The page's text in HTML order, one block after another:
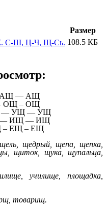
Размер
С-Ш, Ц-Ч, Щ-Сь. 108.5 КБ
— АЩ
– ОЩ
УЩ — УЩ
— ИЩ
– ЕЩ
щедрый, щепа, щепка,
щиток, щука, щупальца,
училище, площадка,
товарищ.